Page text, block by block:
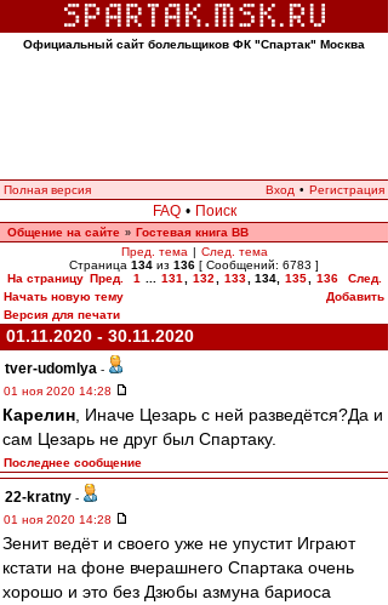
Официальный сайт болельщиков ФК "Спартак" Москва
Полная версия Вход • Регистрация
FAQ • Поиск
Общение на сайте » Гостевая книга ВВ
Пред. тема | След. тема
Страница 134 из 136 [ Сообщений: 6783 ]
На страницу Пред. 1 131 132 133 134, 135 136
След.
Начать новую тему
Добавить
Версия для печати
01.11.2020 - 30.11.2020
tver-udomlya -
01 ноя 2020 14:28
Карелин , Иначе Цезарь с ней разведётся?Да и
сам Цезарь не друг был Спартаку.
Последнее сообщение
22-kratny -
01 ноя 2020 14:28
Зенит ведёт и своего уже не упустит Играют
кстати на фоне вчерашнего Спартака очень
хорошо и это без Дзюбы азмуна бариоса